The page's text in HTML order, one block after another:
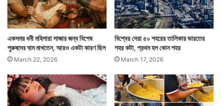
তৃতীয়ত, তিনি মনে করিয়ে দিয়েছেন চুল স্বাস্থ্যোজ্জ্বল হয় খাবারের
গুণে। সঠিক খাবার খাওয়ার অভ্যাস চুল ভাল রাখে। ভিটামিনের
একসময় ধনী মহিলারা সাজার জন্য বিশেষ
পুরুষদের ঘাম মাখতেন, আরও একটা কারণ ছিল
March 22, 2026
বিশ্বের সেরা ৫০ শহরের তালিকায় ভারতের
শহর কটা, প্রথম হল কোন শহর
March 17, 2026